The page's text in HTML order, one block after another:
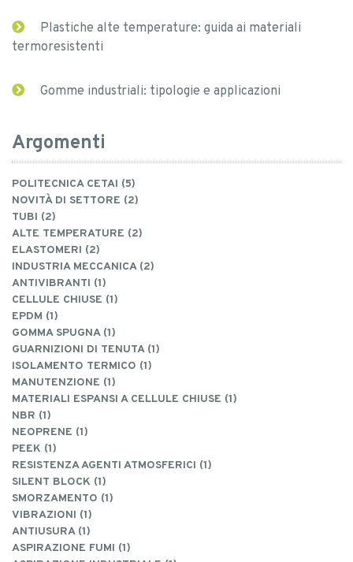
Plastiche alte temperature: guida ai materiali
termoresistenti
Gomme industriali: tipologie e applicazioni
Argomenti
POLITECNICA CETAI (5)
NOVITÀ DI SETTORE (2)
TUBI (2)
ALTE TEMPERATURE (2)
ELASTOMERI (2)
INDUSTRIA MECCANICA (2)
ANTIVIBRANTI (1)
CELLULE CHIUSE (1)
EPDM (1)
GOMMA SPUGNA (1)
GUARNIZIONI DI TENUTA (1)
ISOLAMENTO TERMICO (1)
MANUTENZIONE (1)
MATERIALI ESPANSI A CELLULE CHIUSE (1)
NBR (1)
NEOPRENE (1)
PEEK (1)
RESISTENZA AGENTI ATMOSFERICI (1)
SILENT BLOCK (1)
SMORZAMENTO (1)
VIBRAZIONI (1)
ANTIUSURA (1)
ASPIRAZIONE FUMI (1)